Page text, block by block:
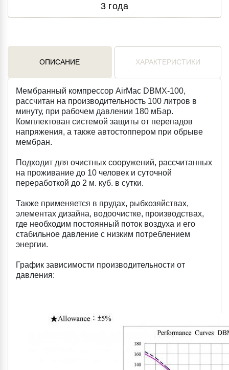
3 года
ОПИСАНИЕ ХАРАКТЕРИСТИКИ
Мембранный компрессор AirMac DBMX-100,
рассчитан на производительность 100 литров в
минуту, при рабочем давлении 180 мБар.
Комплектован системой защиты от перепадов
напряжения, а также автостоппером при обрыве
мембран.
Подходит для очистных сооружений, рассчитанных
на проживание до 10 человек и суточной
переработкой до 2 м. куб. в сутки.
Также применяется в прудах, рыбхозяйствах,
элементах дизайна, водоочистке, производствах,
где необходим постоянный поток воздуха и его
стабильное давление с низким потреблением
энергии.
График зависимости производительности от
давления: